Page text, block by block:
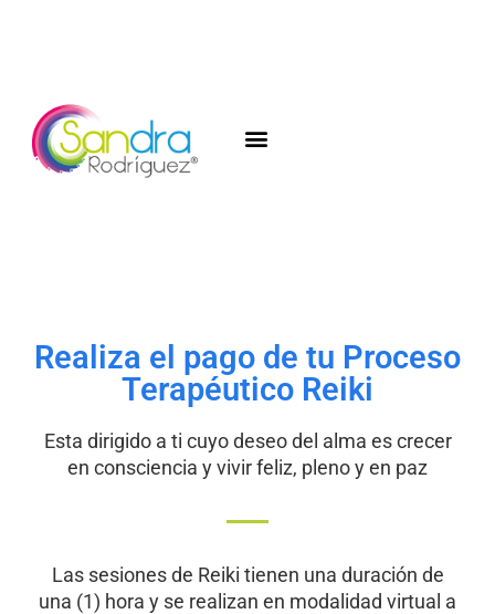
Realiza el pago de tu Proceso
Terapéutico Reiki
Esta dirigido a ti cuyo deseo del alma es crecer
en consciencia y vivir feliz, pleno y en paz
Las sesiones de Reiki tienen una duración de
una (1) hora y se realizan en modalidad virtual a